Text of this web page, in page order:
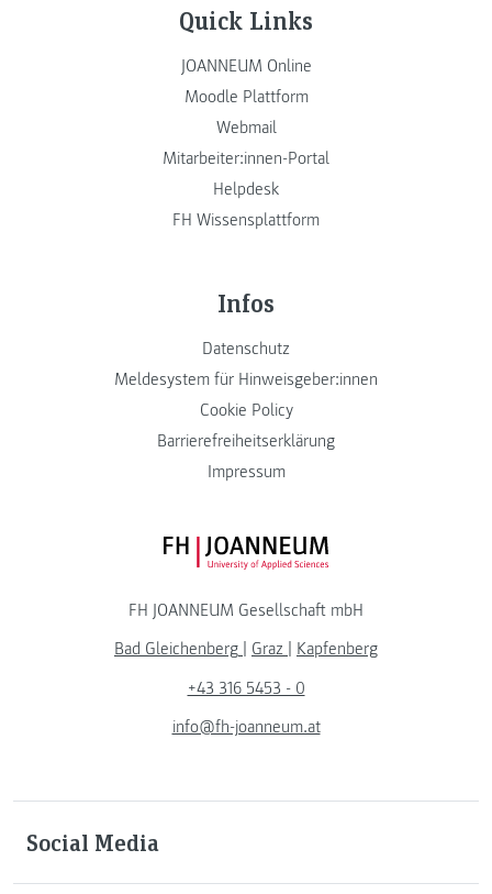
Quick Links
JOANNEUM Online
Moodle Plattform
Webmail
Mitarbeiter:innen-Portal
Helpdesk
FH Wissensplattform
Infos
Datenschutz
Meldesystem für Hinweisgeber:innen
Cookie Policy
Barrierefreiheitserklärung
Impressum
FH JOANNEUM Logo
FH JOANNEUM Gesellschaft mbH
Bad Gleichenberg
Graz
Kapfenberg
+43 316 5453 - 0
info@fh-joanneum.at
Social Media